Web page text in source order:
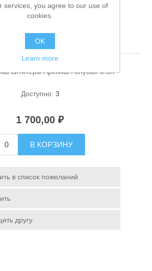
для лодок
средства
сититерм
Голубая 0.5л
сититерм Арктика Голубая 0.5л
Доступно: 3
1 700,00 ₽
В КОРЗИНУ
в список пожеланий
другу
services, you agree to our use of
cookies.
OK
Learn more